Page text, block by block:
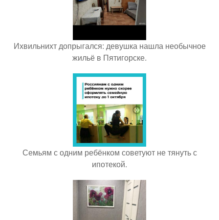
Ихвильнихт допрыгался: девушка нашла необычное
жильё в Пятигорске.
Семьям с одним ребёнком советуют не тянуть с
ипотекой.